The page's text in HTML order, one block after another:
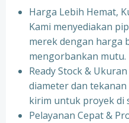
Harga Lebih Hemat,
Kami menyediakan
merek dengan harga
mengorbankan mutu.
Ready Stock &
diameter dan
kirim untuk proyek di
Pelayanan Cepat &